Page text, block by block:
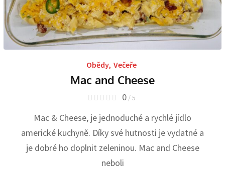
Obědy, Večeře
Mac and Cheese
0 / 5
Mac & Cheese, je jednoduché a rychlé jídlo
americké kuchyně. Díky své hutnosti je vydatné a
je dobré ho doplnit zeleninou. Mac and Cheese
neboli